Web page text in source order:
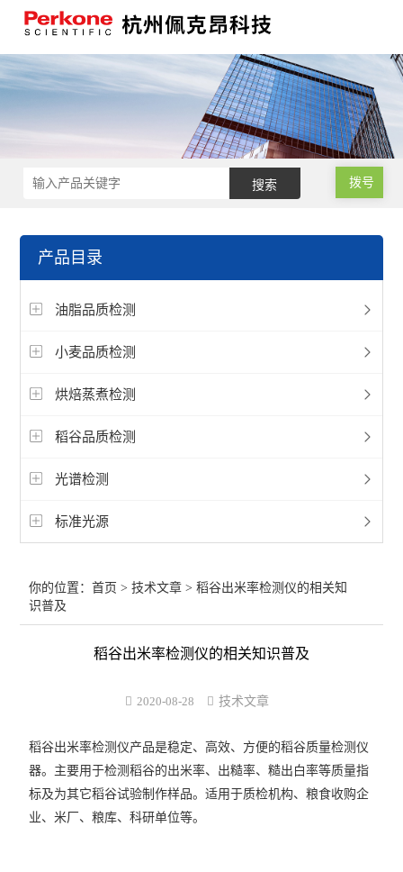
拨号
产品目录
油脂品质检测
小麦品质检测
烘焙蒸煮检测
稻谷品质检测
光谱检测
标准光源
你的位置：首页 >技术文章 > 稻谷出米率检测仪的相关知
识普及
稻谷出米率检测仪的相关知识普及
2020-08-28 技术文章
稻谷出米率检测仪产品是稳定、高效、方便的稻谷质量检测仪
器。主要用于检测稻谷的出米率、出糙率、糙出白率等质量指
标及为其它稻谷试验制作样品。适用于质检机构、粮食收购企
业、米厂、粮库、科研单位等。